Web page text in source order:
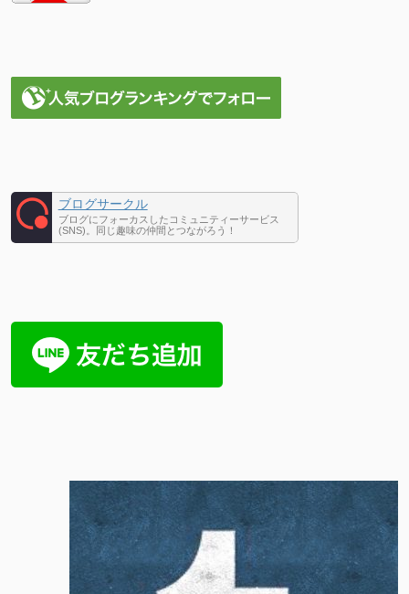
ブログサークル
ブログにフォーカスしたコミュニティーサービス
(SNS)。同じ趣味の仲間とつながろう！